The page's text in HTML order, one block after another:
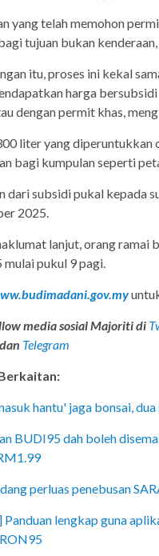
yang telah memohon
tujuan bukan
itu, proses ini kekal
harga
dengan permit khas,
liter yang
bagi kumpulan seperti
dari subsidi pukal kepada
2025.
lanjut, orang ramai
pukul 9 pagi.
media sosial Majoriti di
dan Telegram
hantu' jaga bonsai,
BUDI95 dah boleh
perluas penebusan
lengkap guna